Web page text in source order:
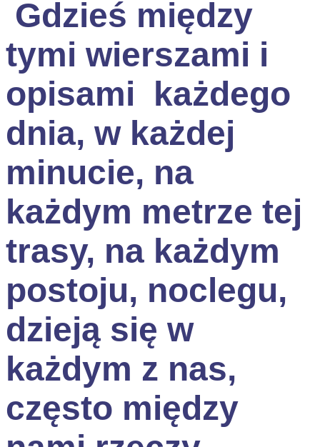
Gdzieś między
tymi wierszami i
opisami każdego
dnia, w każdej
minucie, na
każdym metrze tej
trasy, na każdym
postoju, noclegu,
dzieją się w
każdym z nas,
często między